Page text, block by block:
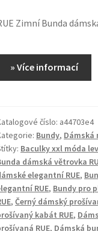
Zimní Bunda
» Více informací
číslo: a44703e4
Bundy, Dámská
Baculky xxl móda
dámská větrovka
elegantní RUE,
RUE, Bundy pro
,Černý dámský
kabát RUE,
RUE, Dámská